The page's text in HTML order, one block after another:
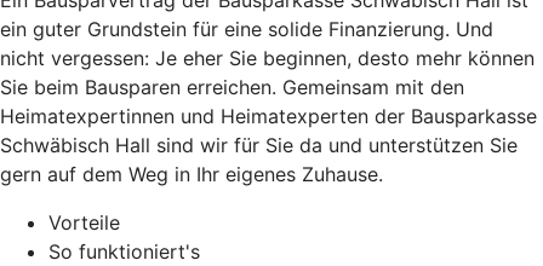
ein guter Grundstein für eine solide Finanzierung. Und
nicht vergessen: Je eher Sie beginnen, desto mehr können
Sie beim Bausparen erreichen. Gemeinsam mit den
Heimatexpertinnen und Heimatexperten der Bausparkasse
Schwäbisch Hall sind wir für Sie da und unterstützen Sie
gern auf dem Weg in Ihr eigenes Zuhause.
Vorteile
So funktioniert's